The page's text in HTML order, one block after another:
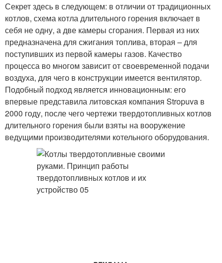
Секрет здесь в следующем: в отличии от традиционных
котлов, схема котла длительного горения включает в
себя не одну, а две камеры сгорания. Первая из них
предназначена для сжигания топлива, вторая – для
поступивших из первой камеры газов. Качество
процесса во многом зависит от своевременной подачи
воздуха, для чего в конструкции имеется вентилятор.
Подобный подход является инновационным: его
впервые представила литовская компания Stropuva в
2000 году, после чего чертежи твердотопливных котлов
длительного горения были взяты на вооружение
ведущими производителями котельного оборудования.